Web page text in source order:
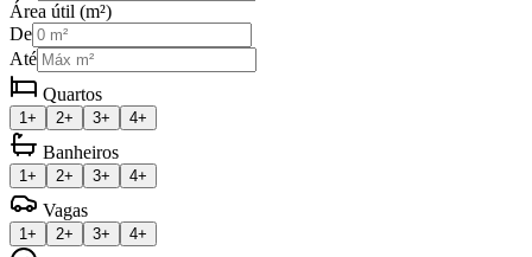
Área útil (m²)
De
Até
Quartos
1+ 2+ 3+ 4+
Banheiros
1+ 2+ 3+ 4+
Vagas
1+ 2+ 3+ 4+